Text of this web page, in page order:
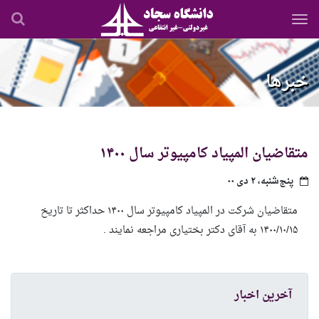
رفتن
محتوای
اصلی
خبرها
متقاضیان المپیاد کامپیوتر سال ۱۴۰۰
پنج‌شنبه، ۲ دی ۰۰
متقاضیان شرکت در المپیاد کامپیوتر سال ۱۴۰۰ حداکثر تا تاریخ
۱۴۰۰/۱۰/۱۵ به آقای دکتر بختیاری مراجعه نمایند .
آخرین اخبار